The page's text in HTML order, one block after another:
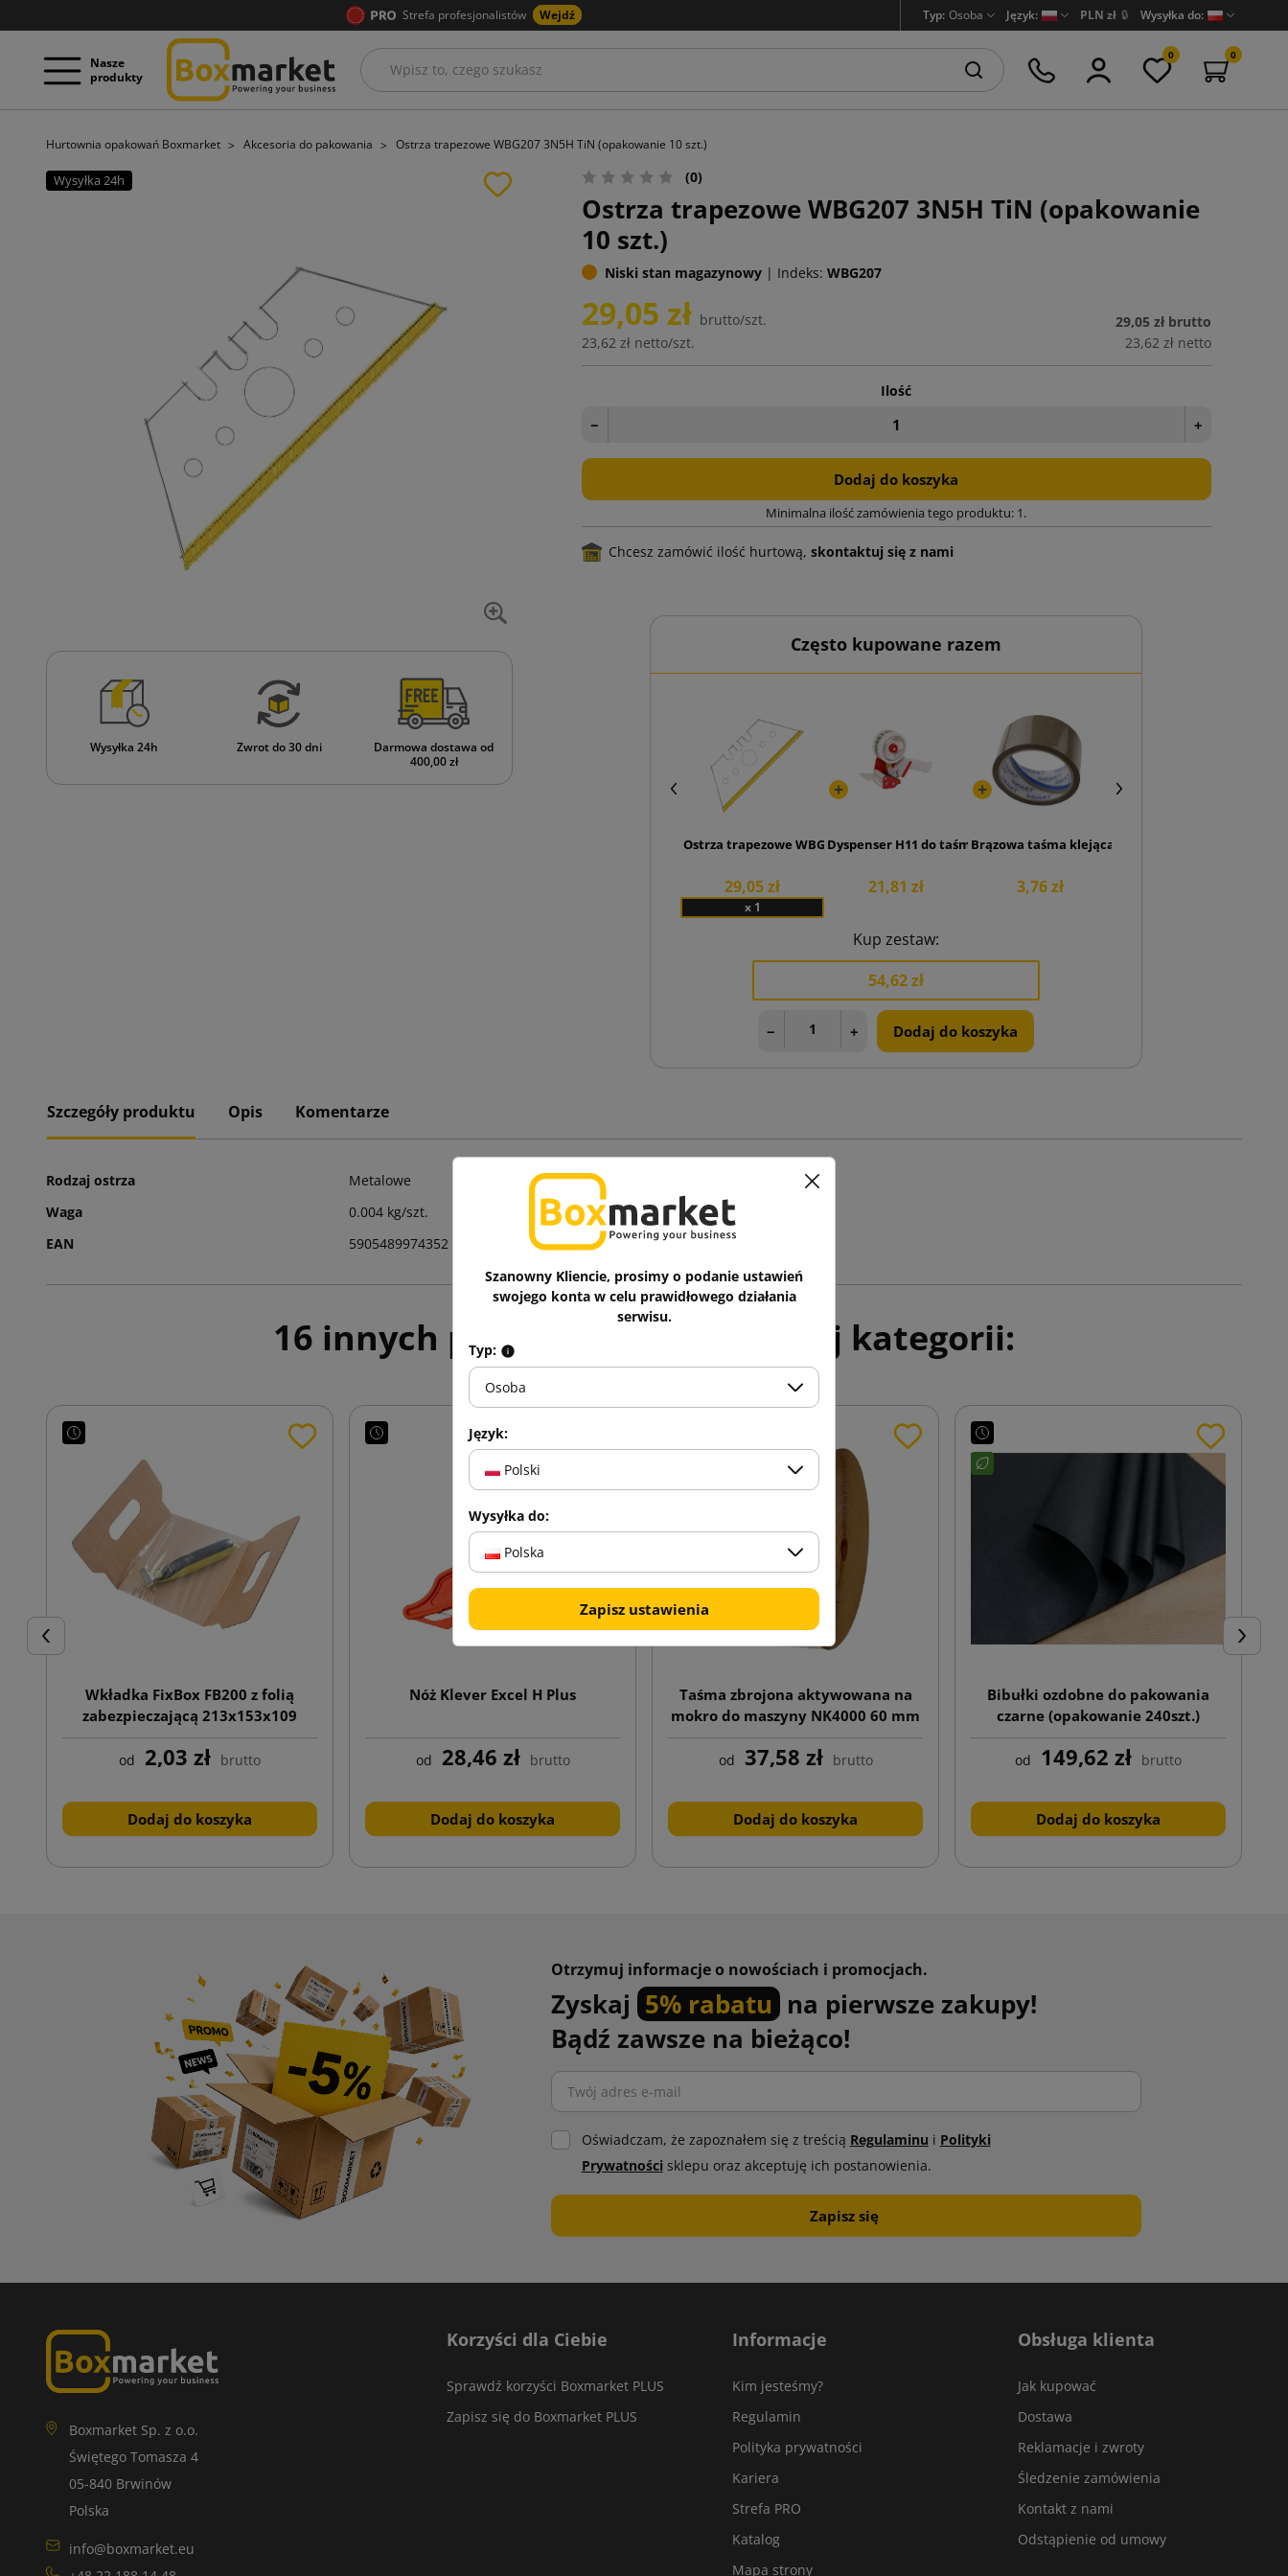
Strefa profesjonalistów Wejdź Typ: Osoba Język: PLN zł 🔒 Wysyłka do:
Nasze
produkty
0 0
Hurtownia opakowań Boxmarket Akcesoria do pakowania Ostrza trapezowe WBG207 3N5H TiN (opakowanie 10 szt.)
Wysyłka 24h
Wysyłka 24h Zwrot do 30 dni
Darmowa dostawa od
400,00 zł
(0)
Ostrza trapezowe WBG207 3N5H TiN (opakowanie
10 szt.)
Niski stan magazynowy| Indeks: WBG207
29,05 zł brutto/szt.
23,62 zł netto/szt.
29,05 zł brutto
23,62 zł netto
Ilość
− +
Dodaj do koszyka
Minimalna ilość zamówienia tego produktu: 1.
Chcesz zamówić ilość hurtową, skontaktuj się z nami
Często kupowane razem
Ostrza trapezowe WBG207 3N5H TiN (opakowanie 10 szt.)
29,05 zł
x 1
Dyspenser H11 do taśmy 50mm
21,81 zł
Brązowa taśma klejąca SMART Akryl 48/50
3,76 zł
Kup zestaw:
54,62 zł
− + Dodaj do koszyka
Szczegóły produktu Opis Komentarze
Rodzaj ostrza
Metalowe
Waga
0.004 kg/szt.
EAN
5905489974352
16 innych produktów w tej samej kategorii:
Poprzedni
Wkładka FixBox FB200 z folią
zabezpieczającą 213x153x109
od 2,03 zł brutto
Dodaj do koszyka
Nóż Klever Excel H Plus
od 28,46 zł brutto
Dodaj do koszyka
Taśma zbrojona aktywowana na
mokro do maszyny NK4000 60 mm
x 200 mb
od 37,58 zł brutto
Dodaj do koszyka
Bibułki ozdobne do pakowania
czarne (opakowanie 240szt.)
od 149,62 zł brutto
Dodaj do koszyka
Otrzymuj informacje o nowościach i promocjach.
Zyskaj 5% rabatu na pierwsze zakupy!
Bądź zawsze na bieżąco!
Oświadczam, że zapoznałem się z treścią Regulaminu i Polityki
Prywatności sklepu oraz akceptuję ich postanowienia.
Boxmarket Sp. z o.o.
Świętego Tomasza 4
05-840 Brwinów
Polska
info@boxmarket.eu
Korzyści dla Ciebie
Sprawdź korzyści Boxmarket PLUS
Zapisz się do Boxmarket PLUS
Informacje
Kim jesteśmy?
Regulamin
Polityka prywatności
Kariera
Strefa PRO
Katalog
Mapa strony
Obsługa klienta
Jak kupować
Dostawa
Reklamacje i zwroty
Śledzenie zamówienia
Kontakt z nami
Odstąpienie od umowy
Szanowny Kliencie, prosimy o podanie ustawień
swojego konta w celu prawidłowego działania
serwisu.
Typ:
Osoba
Język:
Polski
Wysyłka do:
Polska
Zapisz ustawienia